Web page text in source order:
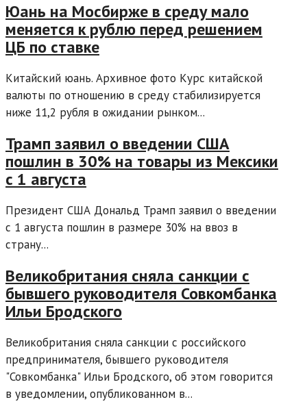
Юань на Мосбирже в среду мало
меняется к рублю перед решением
ЦБ по ставке
Китайский юань. Архивное фото Курс китайской
валюты по отношению в среду стабилизируется
ниже 11,2 рубля в ожидании рынком...
Трамп заявил о введении США
пошлин в 30% на товары из Мексики
с 1 августа
Президент США Дональд Трамп заявил о введении
с 1 августа пошлин в размере 30% на ввоз в
страну...
Великобритания сняла санкции с
бывшего руководителя Совкомбанка
Ильи Бродского
Великобритания сняла санкции с российского
предпринимателя, бывшего руководителя
"Совкомбанка" Ильи Бродского, об этом говорится
в уведомлении, опубликованном в...